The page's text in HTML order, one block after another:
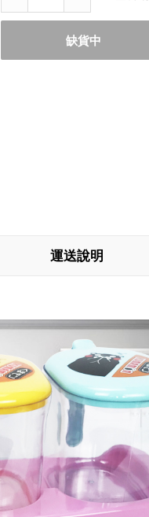
缺貨中
運送說明